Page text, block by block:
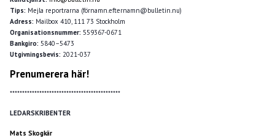
Tips: Mejla reportrarna (förnamn.efternamn@bulletin.nu)
Adress: Mailbox 410, 111 73 Stockholm
Organisationsnummer: 559367-0671
Bankgiro: 5840–5473
Utgivningsbevis: 2021-037
Prenumerera här!
*********************************************
LEDARSKRIBENTER
Mats Skogkär